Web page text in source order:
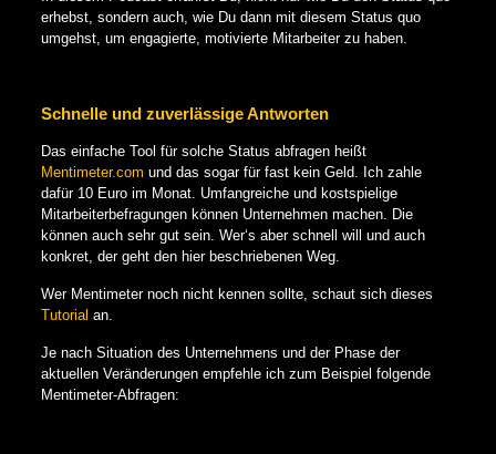
erhebst, sondern auch, wie Du dann mit diesem Status quo
umgehst, um engagierte, motivierte Mitarbeiter zu haben.
Schnelle und zuverlässige Antworten
Das einfache Tool für solche Status abfragen heißt
Mentimeter.com und das sogar für fast kein Geld. Ich zahle
dafür 10 Euro im Monat. Umfangreiche und kostspielige
Mitarbeiterbefragungen können Unternehmen machen. Die
können auch sehr gut sein. Wer‘s aber schnell will und auch
konkret, der geht den hier beschriebenen Weg.
Wer Mentimeter noch nicht kennen sollte, schaut sich dieses
Tutorial an.
Je nach Situation des Unternehmens und der Phase der
aktuellen Veränderungen empfehle ich zum Beispiel folgende
Mentimeter-Abfragen: